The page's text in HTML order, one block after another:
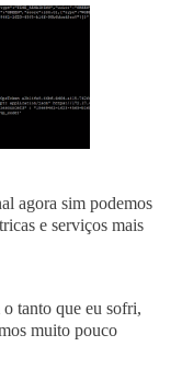
agora sim podemos
e serviços mais
tanto que eu sofri,
muito pouco